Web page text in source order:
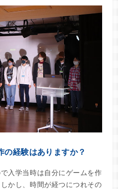
の経験はありますか？
入学当時は自分にゲームを作
かし、時間が経つにつれその